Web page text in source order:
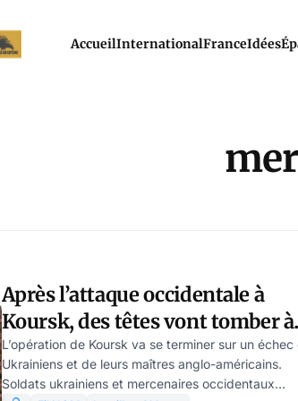
AccueilInternationalFranceIdées
Après l’attaque occidentale à
Koursk, des têtes vont tomber à
Moscou
L’opération de Koursk va se terminer sur un échec
Ukrainiens et de leurs maîtres anglo-américains.
Soldats ukrainiens et mercenaires occidentaux